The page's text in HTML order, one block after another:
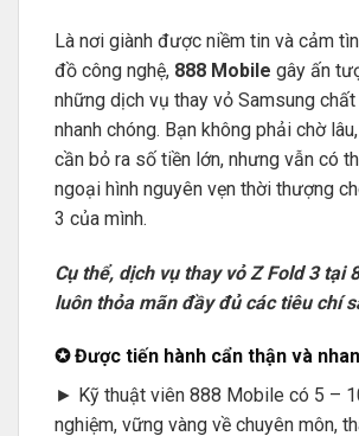
Là nơi giành được niềm tin và cảm
đồ công nghệ, 888 Mobile gây ấn
những dịch vụ thay vỏ Samsung
nhanh chóng. Bạn không phải chờ
cần bỏ ra số tiền lớn, nhưng vẫn có
ngoại hình nguyên vẹn thời thượng
3 của mình.
Cụ thể, dịch vụ thay vỏ Z Fold 3 tại
luôn thỏa mãn đầy đủ các tiêu chí
✪ Được tiến hành cẩn thận và
► Kỹ thuật viên 888 Mobile có 5 –
nghiệm, vững vàng về chuyên môn,